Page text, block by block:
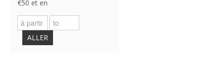
€50 et en
ALLER